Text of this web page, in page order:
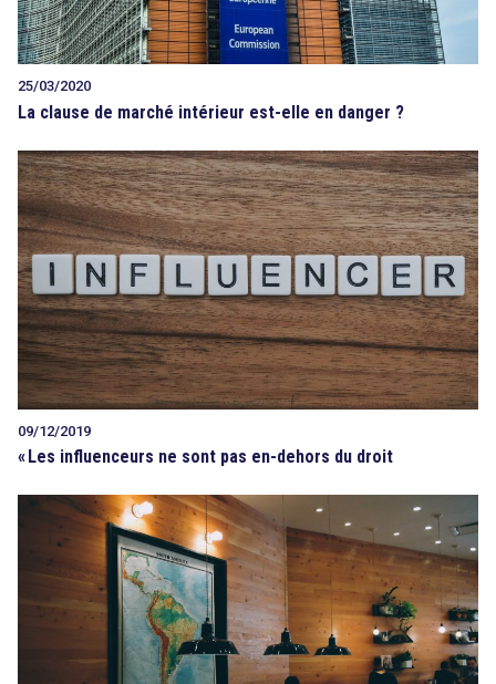
25/03/2020
La clause de marché intérieur est-elle en danger ?
09/12/2019
« Les influenceurs ne sont pas en-dehors du droit